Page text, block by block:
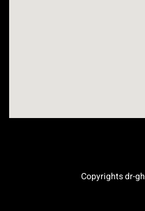
Copyrights dr-